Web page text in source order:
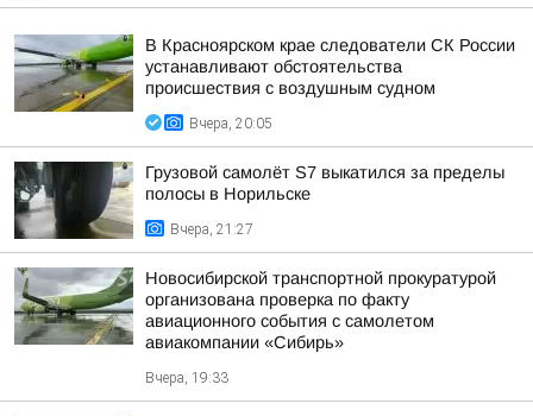
В Красноярском крае следователи СК России
устанавливают обстоятельства
происшествия с воздушным судном
Вчера, 20:05
Грузовой самолёт S7 выкатился за пределы
полосы в Норильске
Вчера, 21:27
Новосибирской транспортной прокуратурой
организована проверка по факту
авиационного события с самолетом
авиакомпании «Сибирь»
Вчера, 19:33